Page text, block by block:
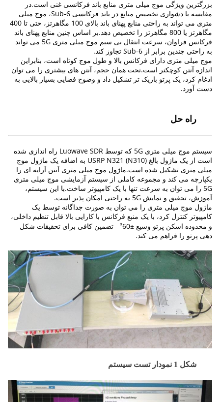
بزرگترین ویژگی موج میلی متری منابع باند فرکانسی غنی است.در
مقایسه با دشواری تخصیص منابع در باند فرکانسی Sub-6، موج میلی
متری می تواند به راحتی منابع پهنای باند بالای 100 مگاهرتز، حتی تا 400
مگاهرتز یا 800 مگاهرتز را تخصیص دهد.بر اساس چنین منابع پهنای باند
فرکانس فراوان، سرعت انتقال بی سیم موج میلی متری 5G می تواند
به راحتی چندین برابر از Sub-6 تجاوز کند.
موج میلی متری دارای فرکانس بالا و طول موج کوتاه است، بنابراین
اندازه آنتن کوچکتر است.تحت همان حجم، آنتن های بیشتری را می توان
ادغام کرد، یک پرتو باریک تر تشکیل داد و وضوح فضایی بسیار بالایی به
دست آورد.
راه حل
سیستم موج میلی متری 5G که توسط Luowave SDR راه اندازی شده
است از یک ماژول بالغ USRP N321 (N310) به اضافه یک ماژول موج
میلی متری تشکیل شده است.ماژول موج میلی متری آنتن آرایه ای را
یکپارچه می کند و مجموعه کاملی از سیستم آزمایشی موج میلی متری
5G را می توان به سرعت تنها با یک کامپیوتر ساخت.با این سیستم،
آموزش، تحقیق و نمایش 5G به راحتی امکان پذیر است.
ماژول موج میلی متری را می توان به صورت جداگانه توسط یک
کامپیوتر کنترل کرد، با یک منبع فرکانس با کارایی بالا قابل تنظیم داخلی،
و محدوده اسکن پرتو وسیع ±60︒ تضمین کافی برای تحقیقات شکل
دهی پرتو را فراهم می کند.
شکل 1 نمودار تست سیستم